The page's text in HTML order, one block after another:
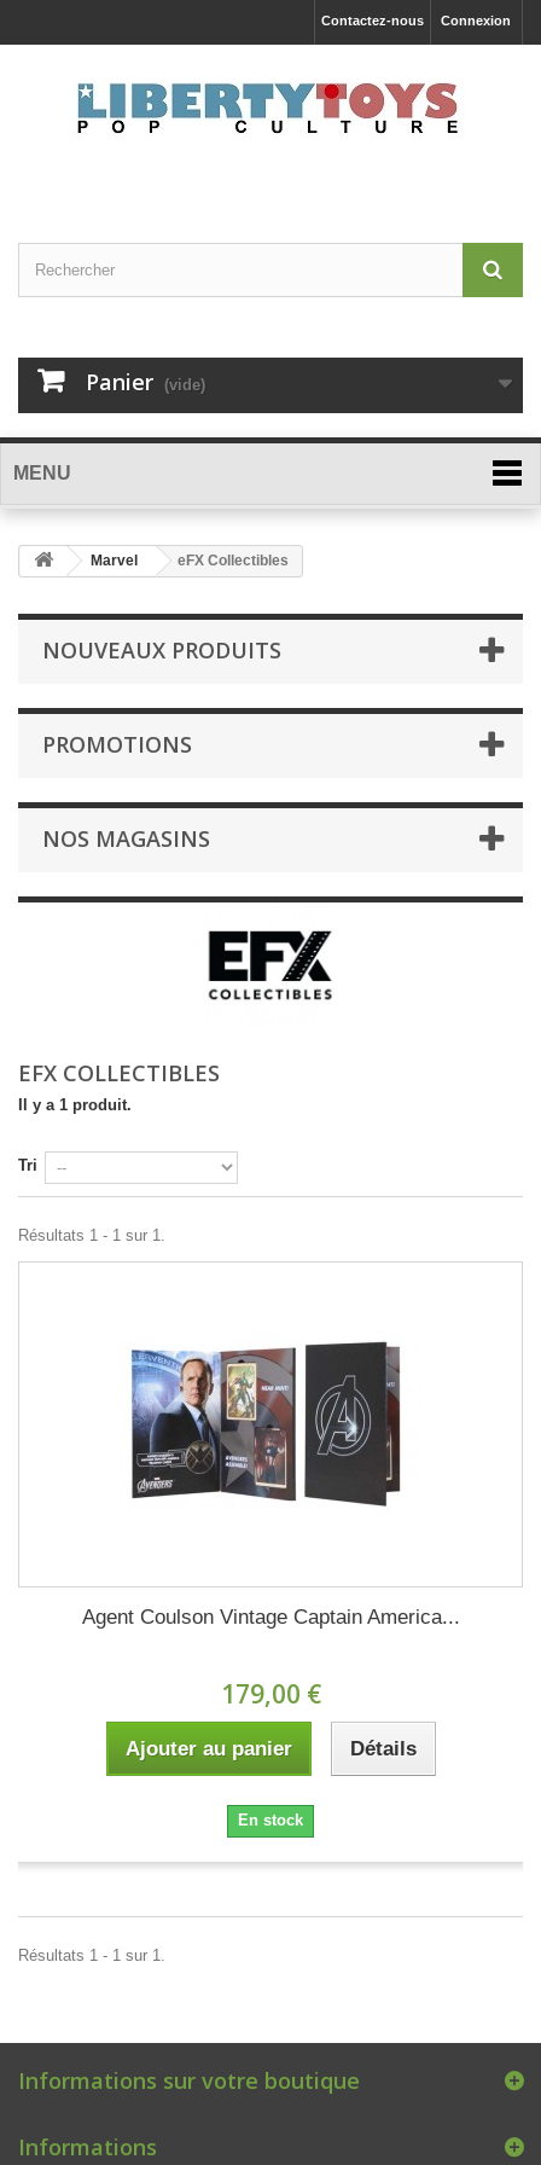
Connexion
Contactez-nous
Panier (vide)
MENU
Marvel eFX Collectibles
NOUVEAUX PRODUITS
PROMOTIONS
NOS MAGASINS
EFX COLLECTIBLES
Il y a 1 produit.
Tri
Résultats 1 - 1 sur 1.
Agent Coulson Vintage Captain America...
179,00 €
Ajouter au panier Détails
En stock
Résultats 1 - 1 sur 1.
Informations sur votre boutique
Informations